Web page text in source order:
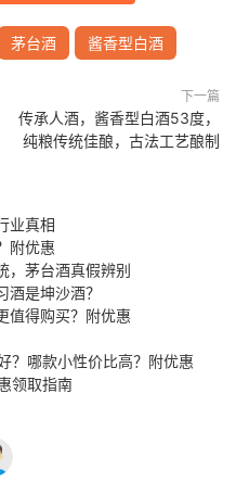
茅台酒 酱香型白酒
下一篇
传承人酒，酱香型白酒53度，
纯粮传统佳酿，古法工艺酿制
业真相
附优惠
，茅台酒真假辨别
是坤沙酒？
值得购买？附优惠
？哪款小性价比高？附优惠
领取指南